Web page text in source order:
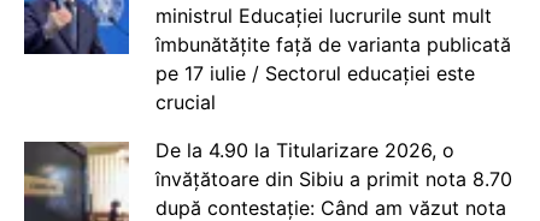
ministrul Educației lucrurile sunt mult
îmbunătățite față de varianta publicată
pe 17 iulie / Sectorul educației este
crucial
De la 4.90 la Titularizare 2026, o
învățătoare din Sibiu a primit nota 8.70
după contestație: Când am văzut nota